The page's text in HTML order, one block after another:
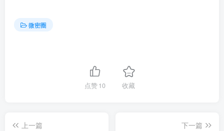
微密圈
点赞10 收藏
上一篇
下一篇